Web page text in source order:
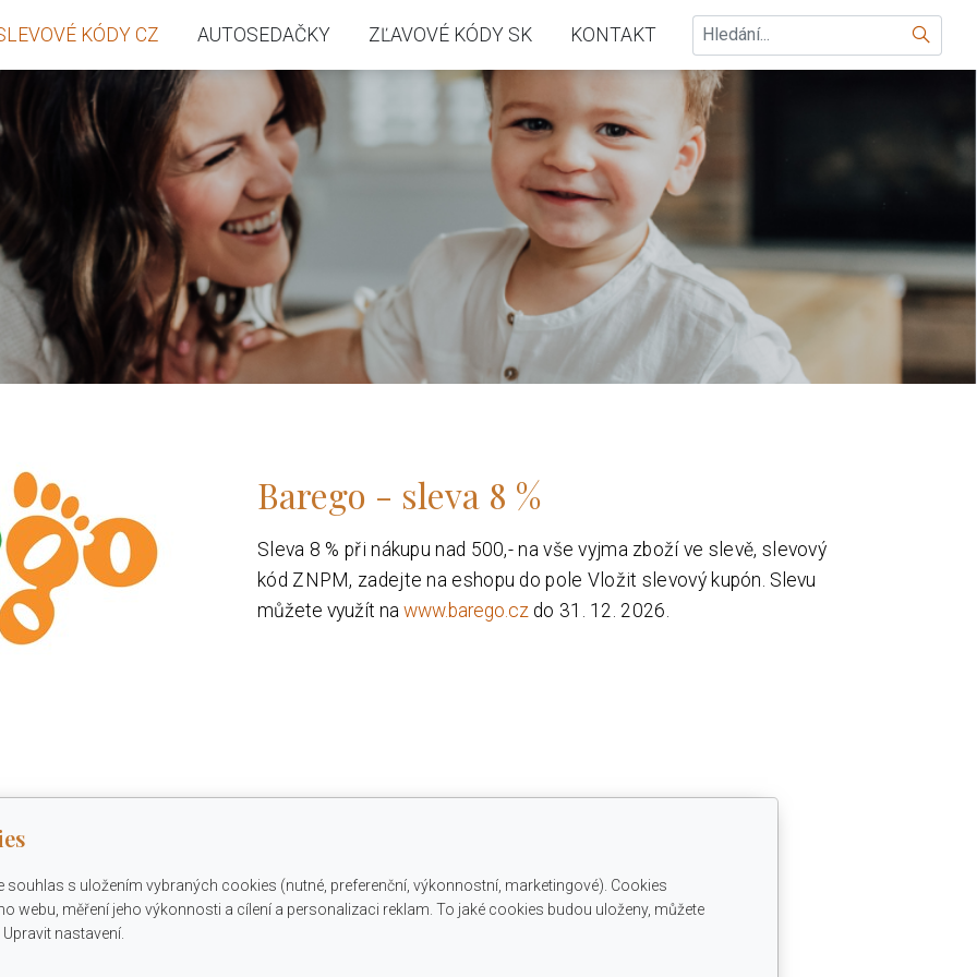
KÓDY CZ AUTOSEDAČKY ZĽAVOVÉ KÓDY SK KONTAKT Hledat
Barego - sleva 8 %
Sleva 8 % při nákupu nad 500,- na vše vyjma zboží ve slevě, slevový
kód ZNPM, zadejte na eshopu do pole Vložit slevový kupón. Slevu
můžete využít na www.barego.cz do 31. 12. 2026.
s uložením vybraných cookies (nutné, preferenční, výkonnostní, marketingové). Cookies
webu, měření jeho výkonnosti a cílení a personalizaci reklam. To jaké cookies budou uloženy, můžete
nastavení.